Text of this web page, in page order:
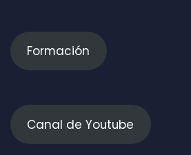
Formación
Canal de Youtube